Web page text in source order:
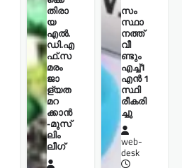
തിരാ
യ
എൽ.
ഡി.എ
ഫ്.സ
മരം
ജാ
ള്യത
മറ
ക്കാൻ
-മുസ്‌
ലിം
ലീഗ്
സം
സ്ഥാ
നത്ത്
വീ
ണ്ടും
എച്ച്1
എന്‍ 1
സ്ഥി
രീകരി
ച്ചു
web-
desk